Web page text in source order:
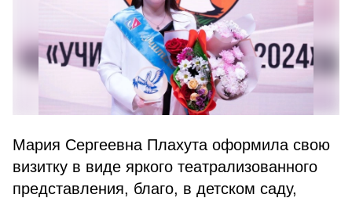
Мария Сергеевна Плахута оформила свою
визитку в виде яркого театрализованного
представления, благо, в детском саду,